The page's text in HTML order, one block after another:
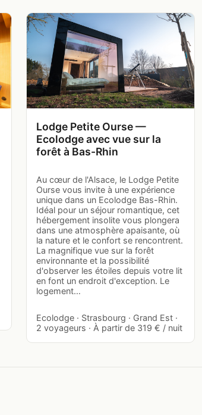
Lodge Petite Ourse —
Ecolodge avec vue sur la
forêt à Bas-Rhin
Au cœur de l'Alsace, le Lodge Petite
Ourse vous invite à une expérience
unique dans un Ecolodge Bas-Rhin.
Idéal pour un séjour romantique, cet
hébergement insolite vous plongera
dans une atmosphère apaisante, où
la nature et le confort se rencontrent.
La magnifique vue sur la forêt
environnante et la possibilité
d'observer les étoiles depuis votre lit
en font un endroit d'exception. Le
logement…
Ecolodge · Strasbourg · Grand Est ·
2 voyageurs · À partir de 319 € / nuit